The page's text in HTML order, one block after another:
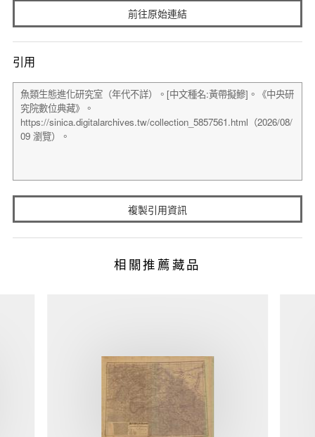
前往原始連結
引用
複製引用資訊
相關推薦藏品